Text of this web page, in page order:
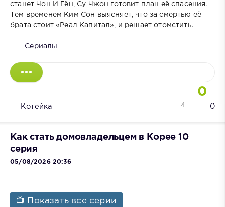
станет Чон И Гён, Су Чжон готовит план её спасения.
Тем временем Ким Сон выясняет, что за смертью её
брата стоит «Реал Капитал», и решает отомстить.
Сериалы
0
Котейка 0
4
Как стать домовладельцем в Корее 10
серия
05/08/2026 20:36
📺 Показать все серии